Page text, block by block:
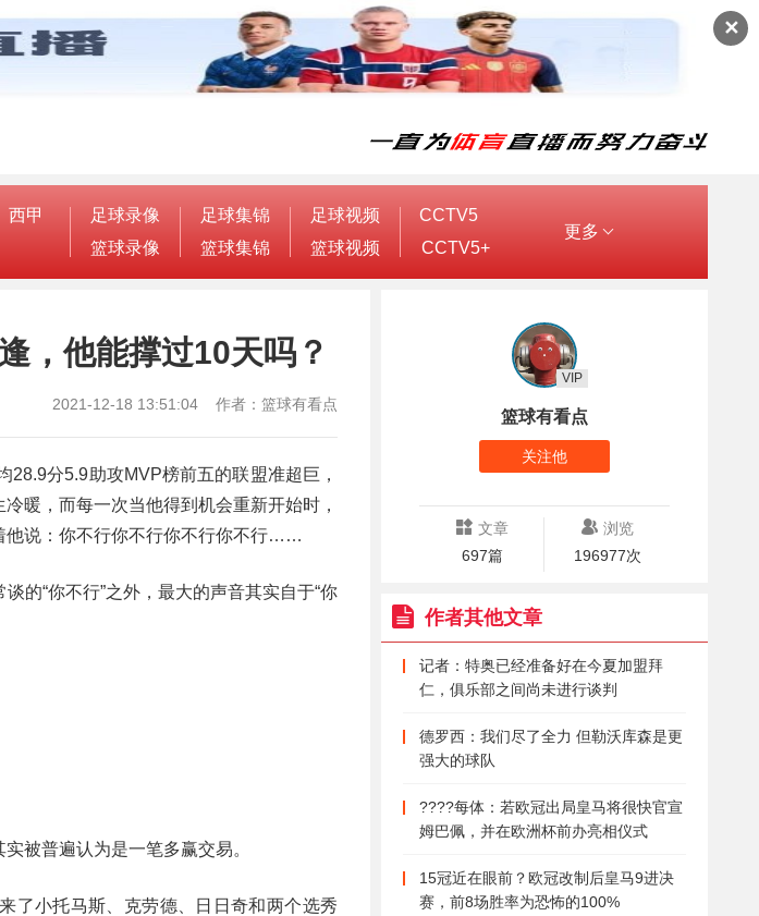
✕
西甲
足球录像
篮球录像
足球集锦
篮球集锦
足球视频
篮球视频
CCTV5
CCTV5+
更多
，他能撑过10天吗？
2021-12-18 13:51:04 作者：篮球有看点
分5.9助攻MVP榜前五的联盟准超巨，
暖，而每一次当他得到机会重新开始时，
他说：你不行你不行你不行你不行……
的“你不行”之外，最大的声音其实自于“你
被普遍认为是一笔多赢交易。
了小托马斯、克劳德、日日奇和两个选秀
篮球有看点
VIP
关注他
文章
697篇
浏览
196977次
作者其他文章
记者：特奥已经准备好在今夏加盟拜
仁，俱乐部之间尚未进行谈判
德罗西：我们尽了全力 但勒沃库森是更
强大的球队
????每体：若欧冠出局皇马将很快官宣
姆巴佩，并在欧洲杯前办亮相仪式
15冠近在眼前？欧冠改制后皇马9进决
赛，前8场胜率为恐怖的100%